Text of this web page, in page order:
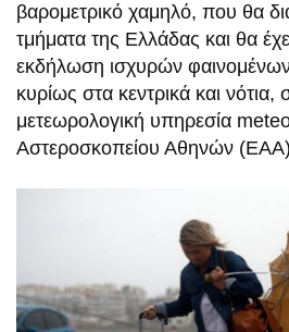
βαρομετρικό χαμηλό, που θα
τμήματα της Ελλάδας και θα
εκδήλωση ισχυρών φαινομένων
κυρίως στα κεντρικά και
μετεωρολογική υπηρεσία
Αστεροσκοπείου Αθηνών